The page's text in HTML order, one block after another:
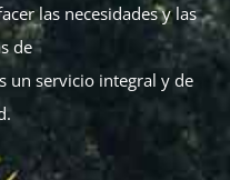
las necesidades y las
de
un servicio integral y de